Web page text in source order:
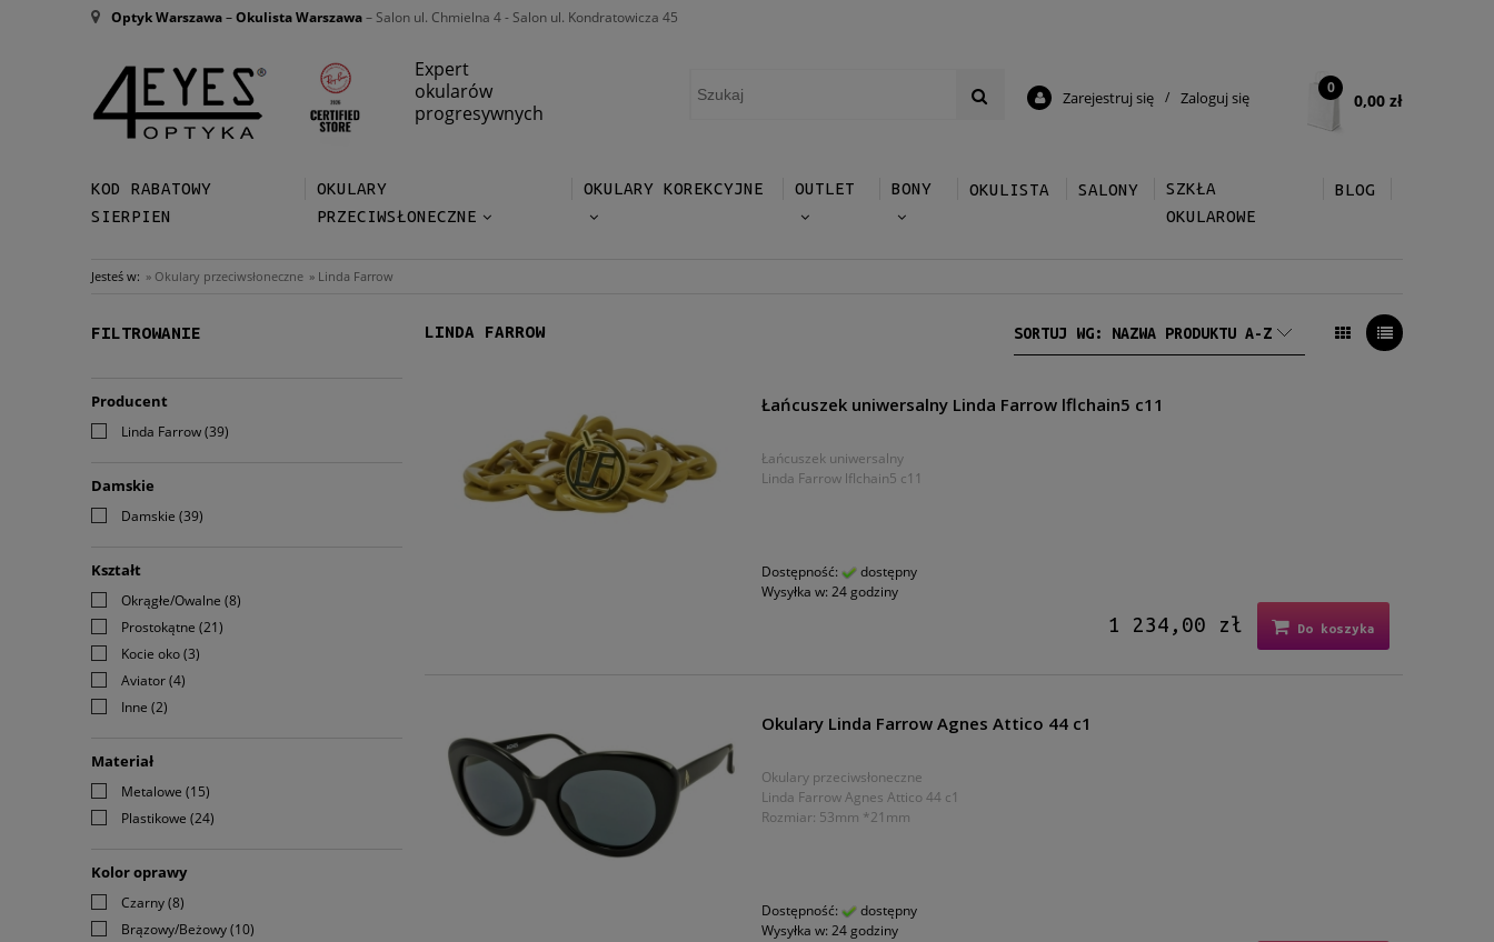
Optyk Warszawa–Okulista Warszawa– Salon ul. Chmielna 4 - Salon ul. Kondratowicza 45
Expert
okularów
progresywnych
0,00 zł
0
Zarejestruj się / Zaloguj się
KOD RABATOWY
SIERPIEN
OKULARY
PRZECIWSŁONECZNE
OKULARY KOREKCYJNE OUTLET BONY OKULISTA SALONY
SZKŁA
OKULAROWE
BLOG
Jesteś w: » Okulary przeciwsłoneczne » Linda Farrow
FILTROWANIE
Producent
Linda Farrow(39)
Damskie
Damskie (39)
Kształt
Okrągłe/Owalne (8)
Prostokątne (21)
Kocie oko(3)
Aviator(4)
Inne (2)
Materiał
Metalowe (15)
Plastikowe (24)
Kolor oprawy
Czarny(8)
Brązowy/Beżowy(10)
LINDA FARROW SORTUJ WG: NAZWA PRODUKTU A-Z
Łańcuszek uniwersalny Linda Farrow lflchain5 c11
Łańcuszek uniwersalny
Linda Farrow lflchain5 c11
Dostępność:
dostępny
Wysyłka w: 24 godziny
1 234,00 zł Do koszyka
Okulary Linda Farrow Agnes Attico 44 c1
Okulary przeciwsłoneczne
Linda Farrow Agnes Attico 44 c1
Rozmiar: 53mm *21mm
Dostępność:
dostępny
Wysyłka w: 24 godziny